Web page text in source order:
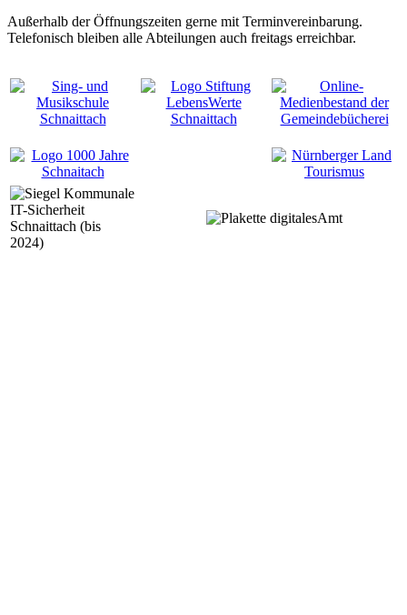
Außerhalb der Öffnungszeiten gerne mit Terminvereinbarung.
Telefonisch bleiben alle Abteilungen auch freitags erreichbar.